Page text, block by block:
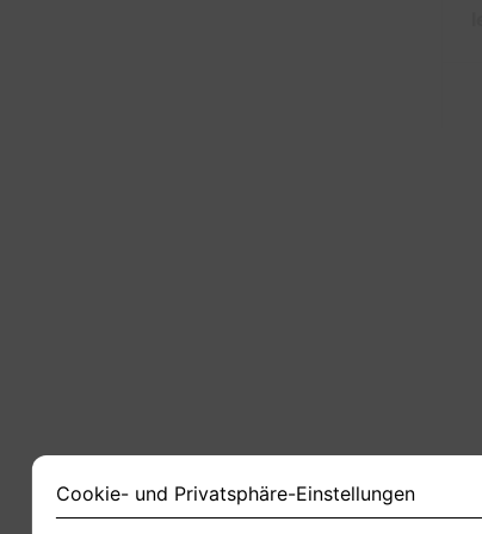
Cookie- und Privatsphäre-Einstellungen